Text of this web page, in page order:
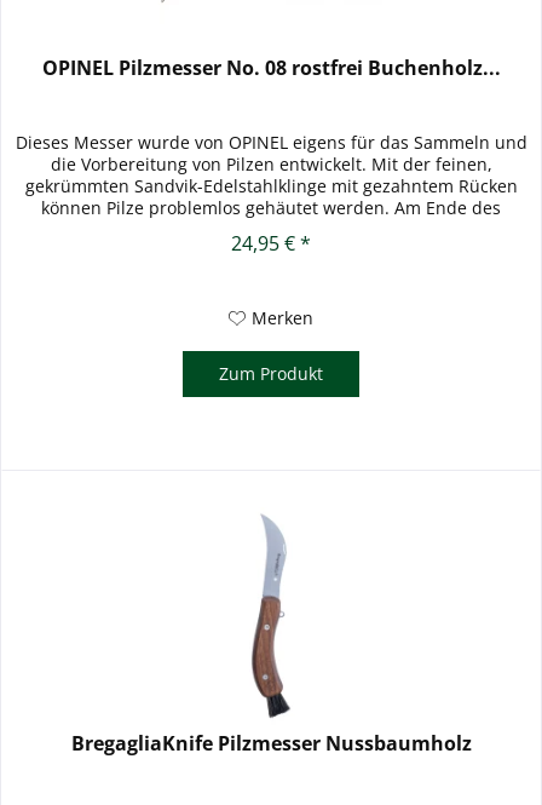
OPINEL Pilzmesser No. 08 rostfrei Buchenholz...
Dieses Messer wurde von OPINEL eigens für das Sammeln und
die Vorbereitung von Pilzen entwickelt. Mit der feinen,
gekrümmten Sandvik-Edelstahlklinge mit gezahntem Rücken
können Pilze problemlos gehäutet werden. Am Ende des
24,95 € *
Merken
Zum Produkt
BregagliaKnife Pilzmesser Nussbaumholz